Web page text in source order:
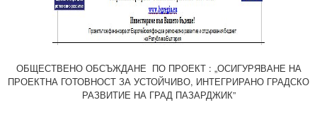
ОБЩЕСТВЕНО ОБСЪЖДАНЕ ПО ПРОЕКТ : „ОСИГУРЯВАНЕ НА
ПРОЕКТНА ГОТОВНОСТ ЗА УСТОЙЧИВО, ИНТЕГРИРАНО ГРАДСКО
РАЗВИТИЕ НА ГРАД ПАЗАРДЖИК”